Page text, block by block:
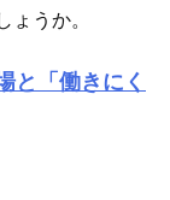
うか。
と「働きにく